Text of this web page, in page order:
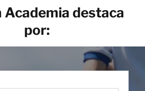
Academia destaca
por: